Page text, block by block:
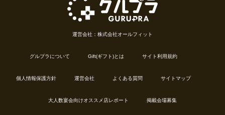
運営会社：株式会社オールフィット
グルプラについて Gift(ギフト)とは サイト利用規約
個人情報保護方針 運営会社 よくある質問 サイトマップ
大人数宴会向けオススメ店レポート 掲載会場募集